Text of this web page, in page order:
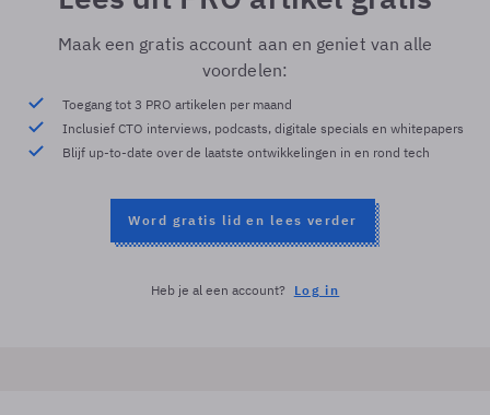
Maak een gratis account aan en geniet van alle
voordelen:
Toegang tot 3 PRO artikelen per maand
Inclusief CTO interviews, podcasts, digitale specials en whitepapers
Blijf up-to-date over de laatste ontwikkelingen in en rond tech
Word gratis lid en lees verder
Heb je al een account? Log in